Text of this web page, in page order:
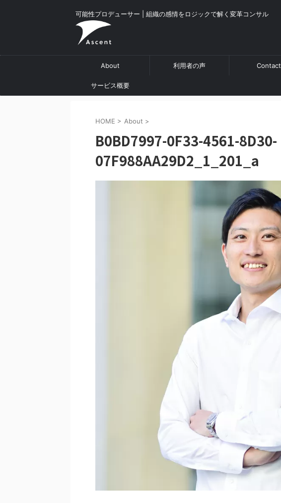
可能性プロデューサー | 組織の感情をロジックで解く変革コンサル
About 利用者の声 Contact
サービス概要
HOME > About >
B0BD7997-0F33-4561-8D30-
07F988AA29D2_1_201_a